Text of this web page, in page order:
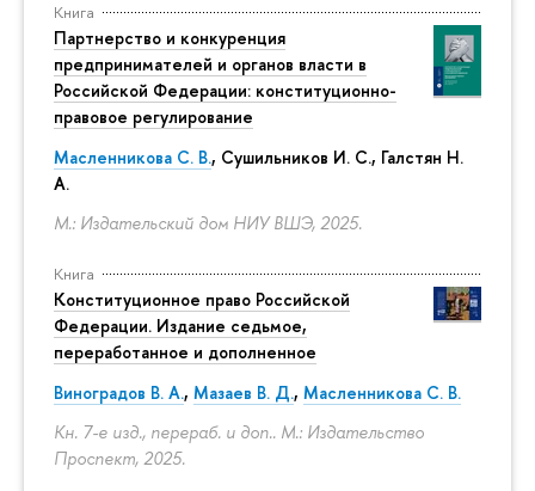
Книга
Партнерство и конкуренция
предпринимателей и органов власти в
Российской Федерации: конституционно-
правовое регулирование
Масленникова С. В., Сушильников И. С., Галстян Н.
А.
М.: Издательский дом НИУ ВШЭ, 2025.
Книга
Конституционное право Российской
Федерации. Издание седьмое,
переработанное и дополненное
Виноградов В. А., Мазаев В. Д., Масленникова С. В.
Кн. 7-е изд., перераб. и доп.. М.: Издательство
Проспект, 2025.